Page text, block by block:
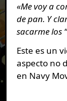
«Me voy a
de pan. Y
sacarme los
Este es un
aspecto no
en Navy